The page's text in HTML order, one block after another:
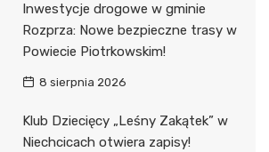
Inwestycje drogowe w gminie
Rozprza: Nowe bezpieczne trasy w
Powiecie Piotrkowskim!
8 sierpnia 2026
Klub Dziecięcy „Leśny Zakątek” w
Niechcicach otwiera zapisy!